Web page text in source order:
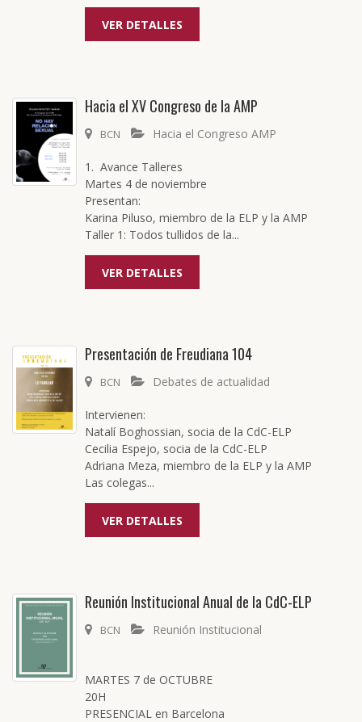
VER DETALLES
Hacia el XV Congreso de la AMP
BCN Hacia el Congreso AMP
1. Avance Talleres
Martes 4 de noviembre
Presentan:
Karina Piluso, miembro de la ELP y la AMP
Taller 1: Todos tullidos de la...
VER DETALLES
Presentación de Freudiana 104
BCN Debates de actualidad
Intervienen:
Natalí Boghossian, socia de la CdC-ELP
Cecilia Espejo, socia de la CdC-ELP
Adriana Meza, miembro de la ELP y la AMP
Las colegas...
VER DETALLES
Reunión Institucional Anual de la CdC-ELP
BCN Reunión Institucional
MARTES 7 de OCTUBRE
20H
PRESENCIAL en Barcelona